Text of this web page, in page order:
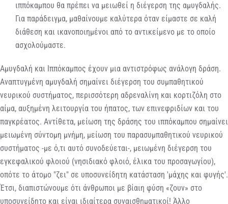
ιππόκαμπου θα πρέπει να μειωθεί η διέγερση της αμυγδαλής.
Για παράδειγμα, μαθαίνουμε καλύτερα όταν είμαστε σε καλή
διάθεση και ικανοποιημένοι από το αντικείμενο με το οποίο
ασχολούμαστε.
Αμυγδαλή και Ιππόκαμπος έχουν μια αντιστρόφως ανάλογη δράση.
Αναπτυγμένη αμυγδαλή σημαίνει διέγερση του συμπαθητικού
νευρικού συστήματος, περισσότερη αδρεναλίνη και κορτιζόλη στο
αίμα, αυξημένη λειτουργία του ήπατος, των επινεφριδίων και του
παγκρέατος. Αντίθετα, μείωση της δράσης του ιππόκαμπου σημαίνει
μειωμένη σύντομη μνήμη, μείωση του παρασυμπαθητικού νευρικού
συστήματος -με ό,τι αυτό συνοδεύεται-, μειωμένη διέγερση του
εγκεφαλικού φλοιού (νησιδιακό φλοιό, έλικα του προσαγωγίου),
οπότε το άτομο "ζει" σε υποσυνείδητη κατάσταση 'μάχης και φυγής'.
Έτσι, διαπιστώνουμε ότι άνθρωποι με βίαιη φύση «ζουν» στο
υποσυνείδητο και είναι ιδιαίτερα συναισθηματικοί! Άλλο